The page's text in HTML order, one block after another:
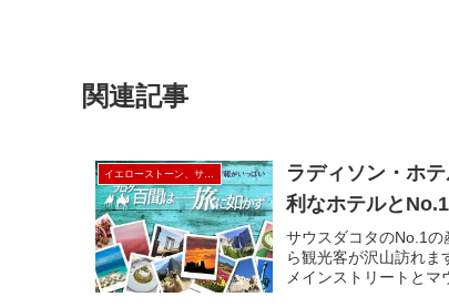
関連記事
ラディソン・ホ
利なホテルと
サウスダコタのNo.1
ら観光客が沢山訪れ
メインストリートとマ